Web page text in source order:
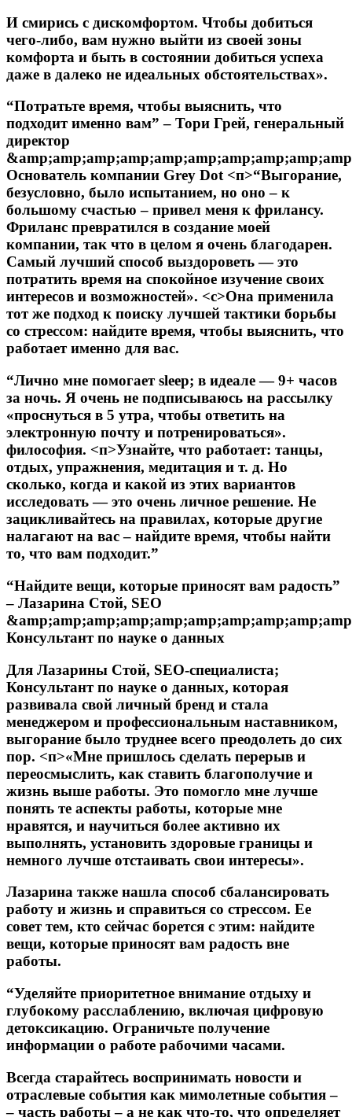
И смирись с дискомфортом. Чтобы добиться
чего-либо, вам нужно выйти из своей зоны
комфорта и быть в состоянии добиться успеха
даже в далеко не идеальных обстоятельствах».
“Потратьте время, чтобы выяснить, что
подходит именно вам” – Тори Грей, генеральный
директор
Основатель компании Grey Dot<п>“Выгорание,
безусловно, было испытанием, но оно – к
большому счастью – привел меня к фрилансу.
Фриланс превратился в создание моей
компании, так что в целом я очень благодарен.
Самый лучший способ выздороветь — это
потратить время на спокойное изучение своих
интересов и возможностей». <с>Она применила
тот же подход к поиску лучшей тактики борьбы
со стрессом: найдите время, чтобы выяснить, что
работает именно для вас.
“Лично мне помогаетsleep; в идеале — 9+ часов
за ночь. Я очень не подписываюсь на рассылку
«проснуться в 5 утра, чтобы ответить на
электронную почту и потренироваться».
философия. <п>Узнайте, что работает: танцы,
отдых, упражнения, медитация и т. д. Но
сколько, когда и какой из этих вариантов
исследовать — это очень личное решение. Не
зацикливайтесь на правилах, которые другие
налагают на вас – найдите время, чтобы найти
то, что вам подходит.”
“Найдите вещи, которые приносят вам радость”
– Лазарина Стой, SEO
Консультант по науке о данных
Для Лазарины Стой, SEO-специалиста;
Консультант по науке о данных, которая
развивала свой личный бренд и стала
менеджером и профессиональным наставником,
выгорание было труднее всего преодолеть до сих
пор. <п>«Мне пришлось сделать перерыв и
переосмыслить, как ставить благополучие и
жизнь выше работы. Это помогло мне лучше
понять те аспекты работы, которые мне
нравятся, и научиться более активно их
выполнять, установить здоровые границы и
немного лучше отстаивать свои интересы».
Лазарина также нашла способ сбалансировать
работу и жизнь и справиться со стрессом. Ее
совет тем, кто сейчас борется с этим: найдите
вещи, которые приносят вам радость вне
работы.
“Уделяйте приоритетное внимание отдыху и
глубокому расслаблению, включая цифровую
детоксикацию. Ограничьте получение
информации о работе рабочими часами.
Всегда старайтесь воспринимать новости и
отраслевые события как мимолетные события –
– часть работы – а не как что-то, что определяет